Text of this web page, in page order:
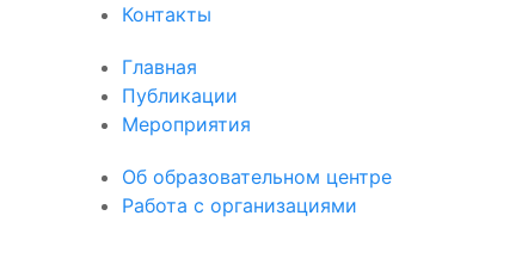
Контакты
Главная
Публикации
Мероприятия
Об образовательном центре
Работа с организациями